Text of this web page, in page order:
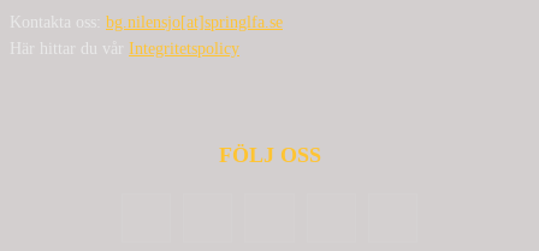
Kontakta oss: bg.nilensjo[at]springlfa.se
Här hittar du vår Integritetspolicy
FÖLJ OSS